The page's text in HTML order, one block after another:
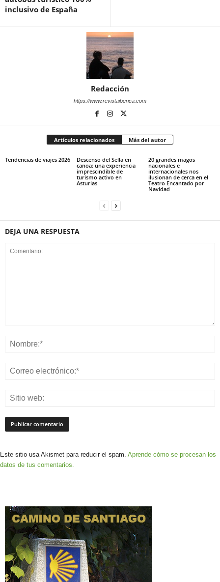
inclusivo de España
Redacción
https://www.revistaiberica.com
Artículos relacionados Más del autor
Tendencias de viajes 2026
Descenso del Sella en
canoa: una experiencia
imprescindible de
turismo activo en
Asturias
20 grandes magos
nacionales e
internacionales nos
ilusionan de cerca en el
Teatro Encantado por
Navidad
DEJA UNA RESPUESTA
Este sitio usa Akismet para reducir el spam. Aprende cómo se procesan los
datos de tus comentarios.